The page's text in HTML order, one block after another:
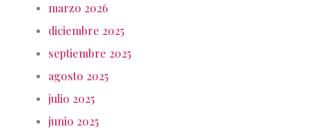
marzo 2026
diciembre 2025
septiembre 2025
agosto 2025
julio 2025
junio 2025